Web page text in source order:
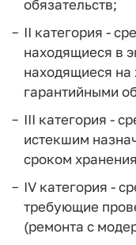
обязательств;
II категория -
находящиеся в
находящиеся на
гарантийными
III категория -
истекшим
сроком
IV категория -
требующие
(ремонта с